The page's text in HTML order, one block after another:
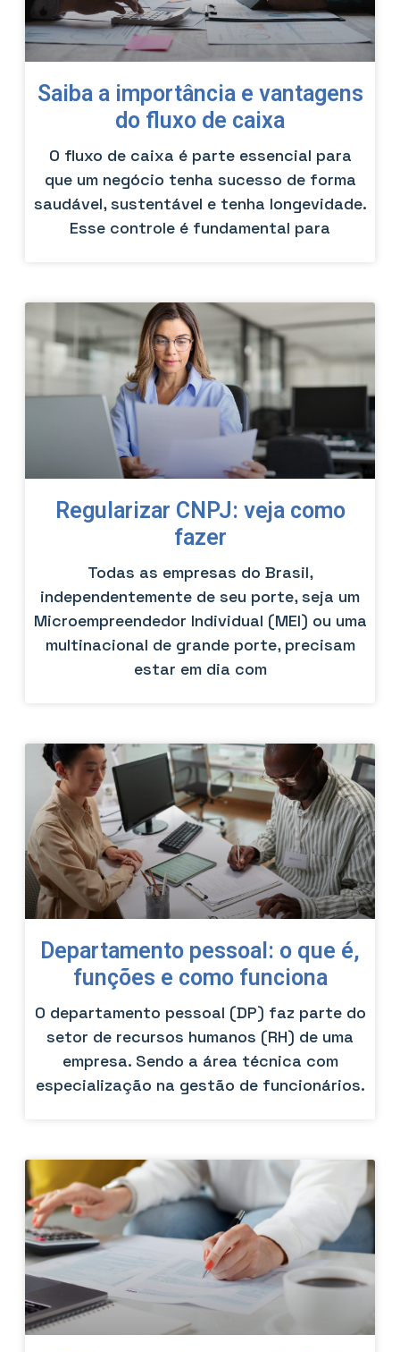
Saiba a importância e vantagens
do fluxo de caixa
O fluxo de caixa é parte essencial para
que um negócio tenha sucesso de forma
saudável, sustentável e tenha longevidade.
Esse controle é fundamental para
Regularizar CNPJ: veja como
fazer
Todas as empresas do Brasil,
independentemente de seu porte, seja um
Microempreendedor Individual (MEI) ou uma
multinacional de grande porte, precisam
estar em dia com
Departamento pessoal: o que é,
funções e como funciona
O departamento pessoal (DP) faz parte do
setor de recursos humanos (RH) de uma
empresa. Sendo a área técnica com
especialização na gestão de funcionários.